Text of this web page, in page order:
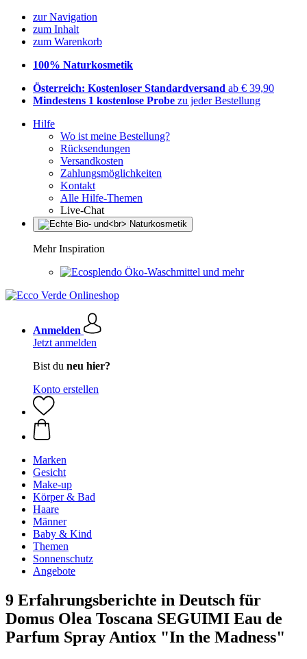
zur Navigation
zum Inhalt
zum Warenkorb
100% Naturkosmetik
Österreich: Kostenloser Standardversand ab € 39,90
Mindestens 1 kostenlose Probe zu jeder Bestellung
Hilfe
Wo ist meine Bestellung?
Rücksendungen
Versandkosten
Zahlungsmöglichkeiten
Kontakt
Alle Hilfe-Themen
Live-Chat
Mehr Inspiration
Öko-Waschmittel und mehr
Anmelden
Jetzt anmelden
Bist du neu hier?
Konto erstellen
Marken
Gesicht
Make-up
Körper & Bad
Haare
Männer
Baby & Kind
Themen
Sonnenschutz
Angebote
9 Erfahrungsberichte in Deutsch für
Domus Olea Toscana SEGUIMI Eau de
Parfum Spray Antiox "In the Madness"